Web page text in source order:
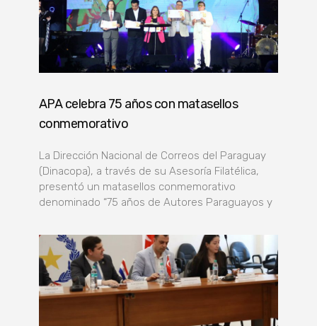
APA celebra 75 años con matasellos
conmemorativo
La Dirección Nacional de Correos del Paraguay
(Dinacopa), a través de su Asesoría Filatélica,
presentó un matasellos conmemorativo
denominado “75 años de Autores Paraguayos y